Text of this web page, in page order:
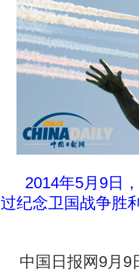
2014年5月9日
过纪念卫国战争胜
中国日报网9月9